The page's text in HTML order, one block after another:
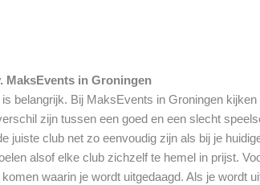
MaksEvents in Groningen
belangrijk. Bij MaksEvents in Groningen kijken
zijn tussen een goed en een slecht
juiste club net zo eenvoudig zijn als bij je
alsof elke club zichzelf te hemel in prijst.
waarin je wordt uitgedaagd. Als je wordt